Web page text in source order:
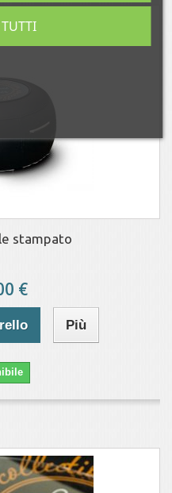
stampato
€
Più